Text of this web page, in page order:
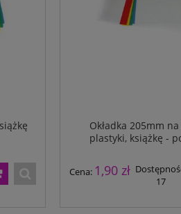
Okładka 205mm
plastyki, książkę -
Cena: 1,90 zł
17